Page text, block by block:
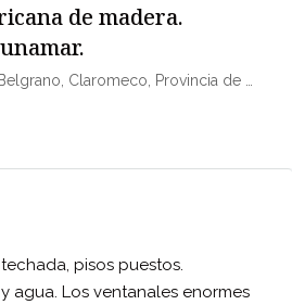
de madera.
Claromeco, Provincia de Buenos Aires, Argentina
pisos puestos.
agua. Los ventanales enormes